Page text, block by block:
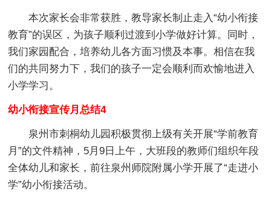
本次家长会非常获胜，教导家长制止走入“幼小衔接
教育”的误区，为孩子顺利过渡到小学做好计算。同时，
我们家园配合，培养幼儿各方面习惯及本事。相信在我
们的共同努力下，我们的孩子一定会顺利而欢愉地进入
小学学习。
幼小衔接宣传月总结4
泉州市刺桐幼儿园积极贯彻上级有关开展“学前教育
月”的文件精神，5月9日上午，大班段的教师们组织年段
全体幼儿和家长，前往泉州师院附属小学开展了“走进小
学”幼小衔接活动。